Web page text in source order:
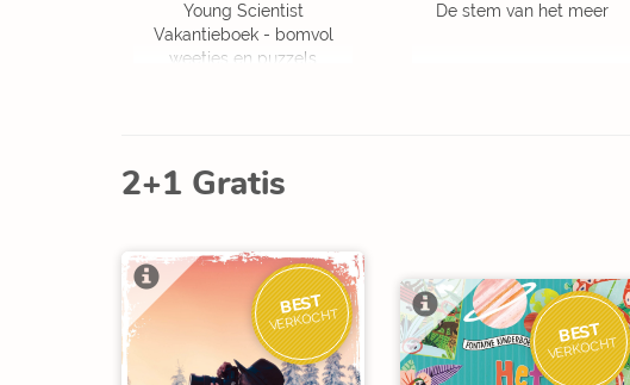
Young Scientist
Vakantieboek - bomvol
weetjes en puzzels
De stem van het meer
2+1 Gratis
BEST
VERKOCHT BEST
VERKOCHT